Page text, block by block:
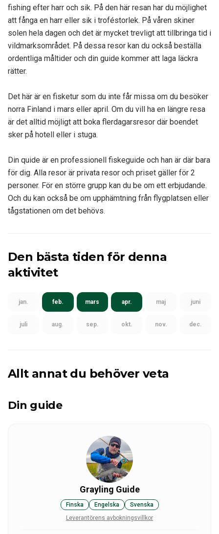
fishing efter harr och sik. På den här resan har du möjlighet
att fånga en harr eller sik i troféstorlek. På våren skiner
solen hela dagen och det är mycket trevligt att tillbringa tid i
vildmarksområdet. På dessa resor kan du också beställa
ordentliga måltider och din guide kommer att laga läckra
rätter.
Det här är en fisketur som du inte får missa om du besöker
norra Finland i mars eller april. Om du vill ha en längre resa
är det alltid möjligt att boka flerdagarsresor där boendet
sker på hotell eller i stuga.
Din quide är en professionell fiskeguide och han är där bara
för dig. Alla resor är privata resor och priset gäller för 2
personer. För en större grupp kan du be om ett erbjudande.
Och du kan också be om upphämtning från flygplatsen eller
tågstationen om det behövs.
Den bästa tiden för denna
aktivitet
jan. feb. mars apr. maj juni
juli aug. sep. okt. nov. dec.
Allt annat du behöver veta
Din guide
Grayling Guide
Finska Engelska
Svenska
Leverantörens avbokningsvillkor